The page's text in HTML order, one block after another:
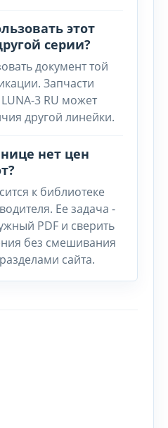
этот
серии?
документ той
Запчасти
3 RU может
другой линейки.
нет цен
к библиотеке
Ее задача -
PDF и сверить
без смешивания
сайта.